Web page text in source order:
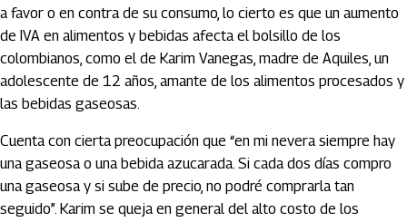
a favor o en contra de su consumo, lo cierto es que un aumento
de IVA en alimentos y bebidas afecta el bolsillo de los
colombianos, como el de Karim Vanegas, madre de Aquiles, un
adolescente de 12 años, amante de los alimentos procesados y
las bebidas gaseosas.
Cuenta con cierta preocupación que “en mi nevera siempre hay
una gaseosa o una bebida azucarada. Si cada dos días compro
una gaseosa y si sube de precio, no podré comprarla tan
seguido”. Karim se queja en general del alto costo de los